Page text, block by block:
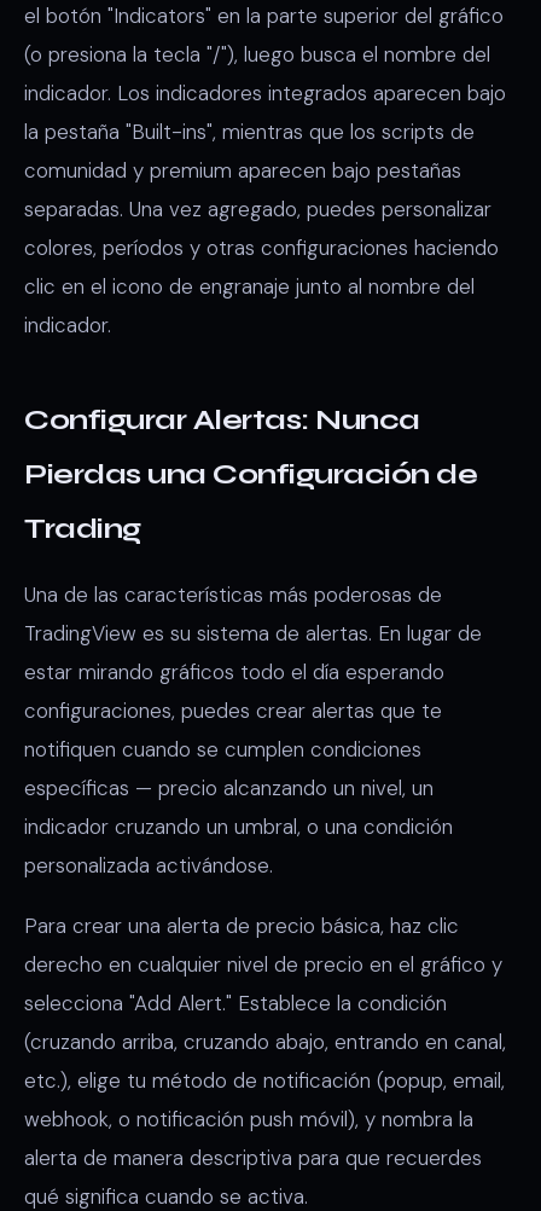
el botón "Indicators" en la parte superior del gráfico
(o presiona la tecla "/"), luego busca el nombre del
indicador. Los indicadores integrados aparecen bajo
la pestaña "Built-ins", mientras que los scripts de
comunidad y premium aparecen bajo pestañas
separadas. Una vez agregado, puedes personalizar
colores, períodos y otras configuraciones haciendo
clic en el icono de engranaje junto al nombre del
indicador.
Configurar Alertas: Nunca
Pierdas una Configuración de
Trading
Una de las características más poderosas de
TradingView es su sistema de alertas. En lugar de
estar mirando gráficos todo el día esperando
configuraciones, puedes crear alertas que te
notifiquen cuando se cumplen condiciones
específicas — precio alcanzando un nivel, un
indicador cruzando un umbral, o una condición
personalizada activándose.
Para crear una alerta de precio básica, haz clic
derecho en cualquier nivel de precio en el gráfico y
selecciona "Add Alert." Establece la condición
(cruzando arriba, cruzando abajo, entrando en canal,
etc.), elige tu método de notificación (popup, email,
webhook, o notificación push móvil), y nombra la
alerta de manera descriptiva para que recuerdes
qué significa cuando se activa.